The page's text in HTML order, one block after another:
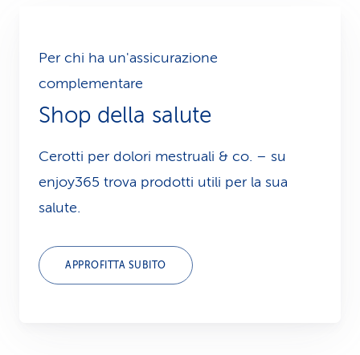
Per chi ha un'assicurazione
complementare
Shop della salute
Cerotti per dolori mestruali & co. – su
enjoy365 trova prodotti utili per la sua
salute.
APPROFITTA SUBITO